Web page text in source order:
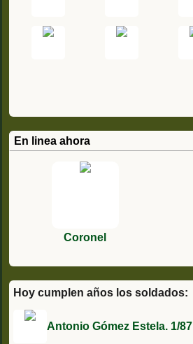
En linea ahora
Coronel
Hoy cumplen años los soldados:
Antonio Gómez Estela. 1/87